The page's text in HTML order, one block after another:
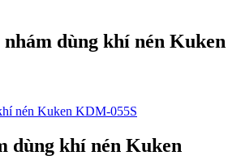
dùng khí nén Kuken
nén Kuken KDM-055S
dùng khí nén Kuken